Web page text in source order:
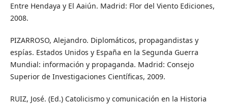
Entre Hendaya y El Aaiún. Madrid: Flor del Viento Ediciones,
2008.
PIZARROSO, Alejandro. Diplomáticos, propagandistas y
espías. Estados Unidos y España en la Segunda Guerra
Mundial: información y propaganda. Madrid: Consejo
Superior de Investigaciones Científicas, 2009.
RUIZ, José. (Ed.) Catolicismo y comunicación en la Historia